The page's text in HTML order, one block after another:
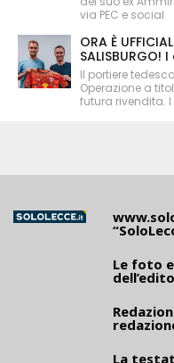
via PEC e social
ORA È
Il portiere
Operazione a
futura rivendita.
Le foto
La